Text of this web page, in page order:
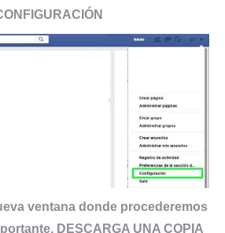
ventana donde procederemos
DESCARGA UNA COPIA